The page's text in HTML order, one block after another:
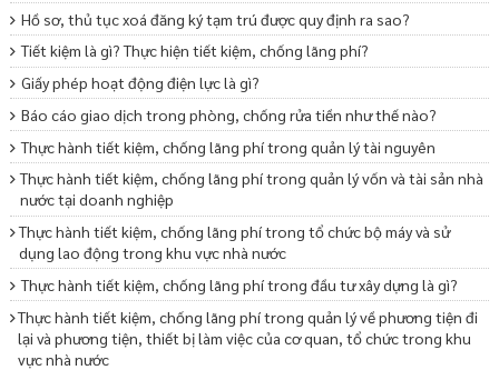
Hồ sơ, thủ tục xoá đăng ký tạm trú được quy định ra sao?
Tiết kiệm là gì? Thực hiện tiết kiệm, chống lãng phí?
Giấy phép hoạt động điện lực là gì?
Báo cáo giao dịch trong phòng, chống rửa tiền như thế nào?
Thực hành tiết kiệm, chống lãng phí trong quản lý tài nguyên
Thực hành tiết kiệm, chống lãng phí trong quản lý vốn và tài sản nhà
nước tại doanh nghiệp
Thực hành tiết kiệm, chống lãng phí trong tổ chức bộ máy và sử
dụng lao động trong khu vực nhà nước
Thực hành tiết kiệm, chống lãng phí trong đầu tư xây dựng là gì?
Thực hành tiết kiệm, chống lãng phí trong quản lý về phương tiện đi
lại và phương tiện, thiết bị làm việc của cơ quan, tổ chức trong khu
vực nhà nước